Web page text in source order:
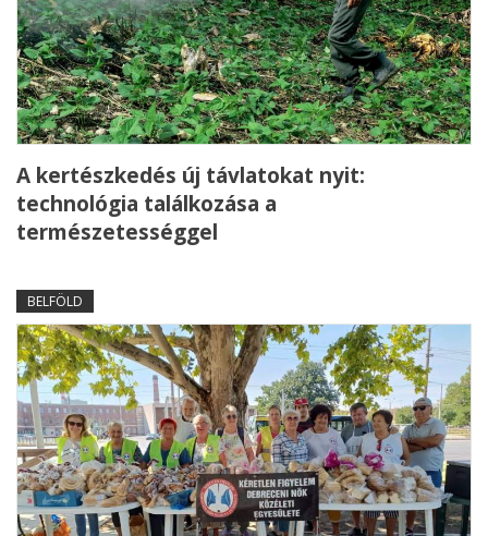
A kertészkedés új távlatokat nyit:
technológia találkozása a
természetességgel
BELFÖLD